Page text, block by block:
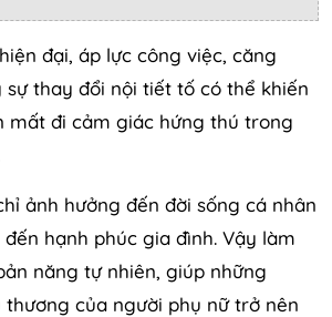
đại, áp lực công việc, căng
thay đổi nội tiết tố có thể khiến
mất đi cảm giác hứng thú trong
ảnh hưởng đến đời sống cá nhân
hạnh phúc gia đình. Vậy làm
năng tự nhiên, giúp những
thương của người phụ nữ trở nên